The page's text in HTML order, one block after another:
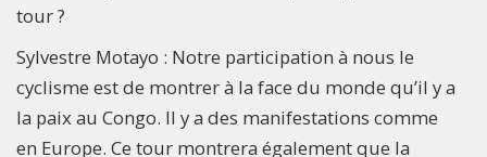
tour ?
Sylvestre Motayo : Notre participation à nous le
cyclisme est de montrer à la face du monde qu’il y a
la paix au Congo. Il y a des manifestations comme
en Europe. Ce tour montrera également que la